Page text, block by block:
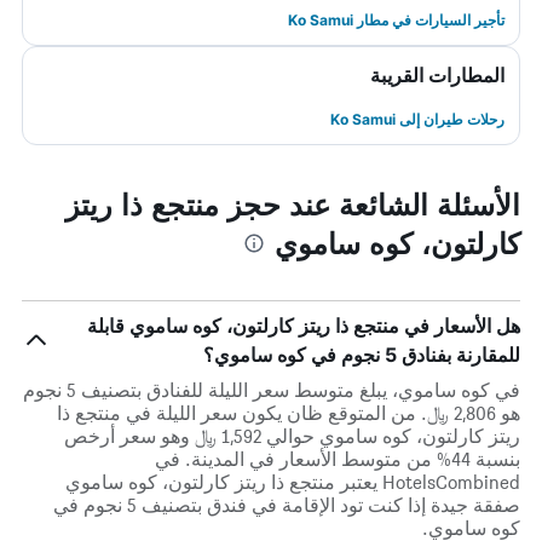
تأجير السيارات في مطار Ko Samui
المطارات القريبة
رحلات طيران إلى Ko Samui
الأسئلة الشائعة عند حجز منتجع ذا ريتز
كارلتون، كوه ساموي
هل الأسعار في منتجع ذا ريتز كارلتون، كوه ساموي قابلة
للمقارنة بفنادق 5 نجوم في كوه ساموي؟
في كوه ساموي، يبلغ متوسط ​​سعر الليلة للفنادق بتصنيف 5 نجوم
هو 2,806 ﷼. من المتوقع ظان يكون سعر الليلة في منتجع ذا
ريتز كارلتون، كوه ساموي حوالي 1,592 ﷼ وهو سعر أرخص
بنسبة 44% من متوسط الأسعار في المدينة. في
HotelsCombined يعتبر منتجع ذا ريتز كارلتون، كوه ساموي
صفقة جيدة إذا كنت تود الإقامة في فندق بتصنيف 5 نجوم في
كوه ساموي.